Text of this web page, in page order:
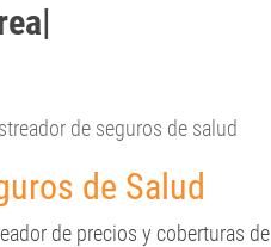
de Salud
de precios y coberturas de